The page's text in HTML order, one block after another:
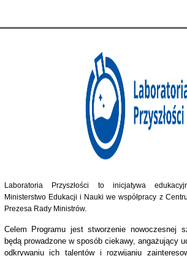
Laboratoria Przyszłości to inicjatywa
Ministerstwo Edukacji i Nauki we współpracy z
Prezesa Rady Ministrów.
Celem Programu jest stworzenie nowoczesnej
będą prowadzone w sposób ciekawy, angażujący
odkrywaniu ich talentów i rozwijaniu